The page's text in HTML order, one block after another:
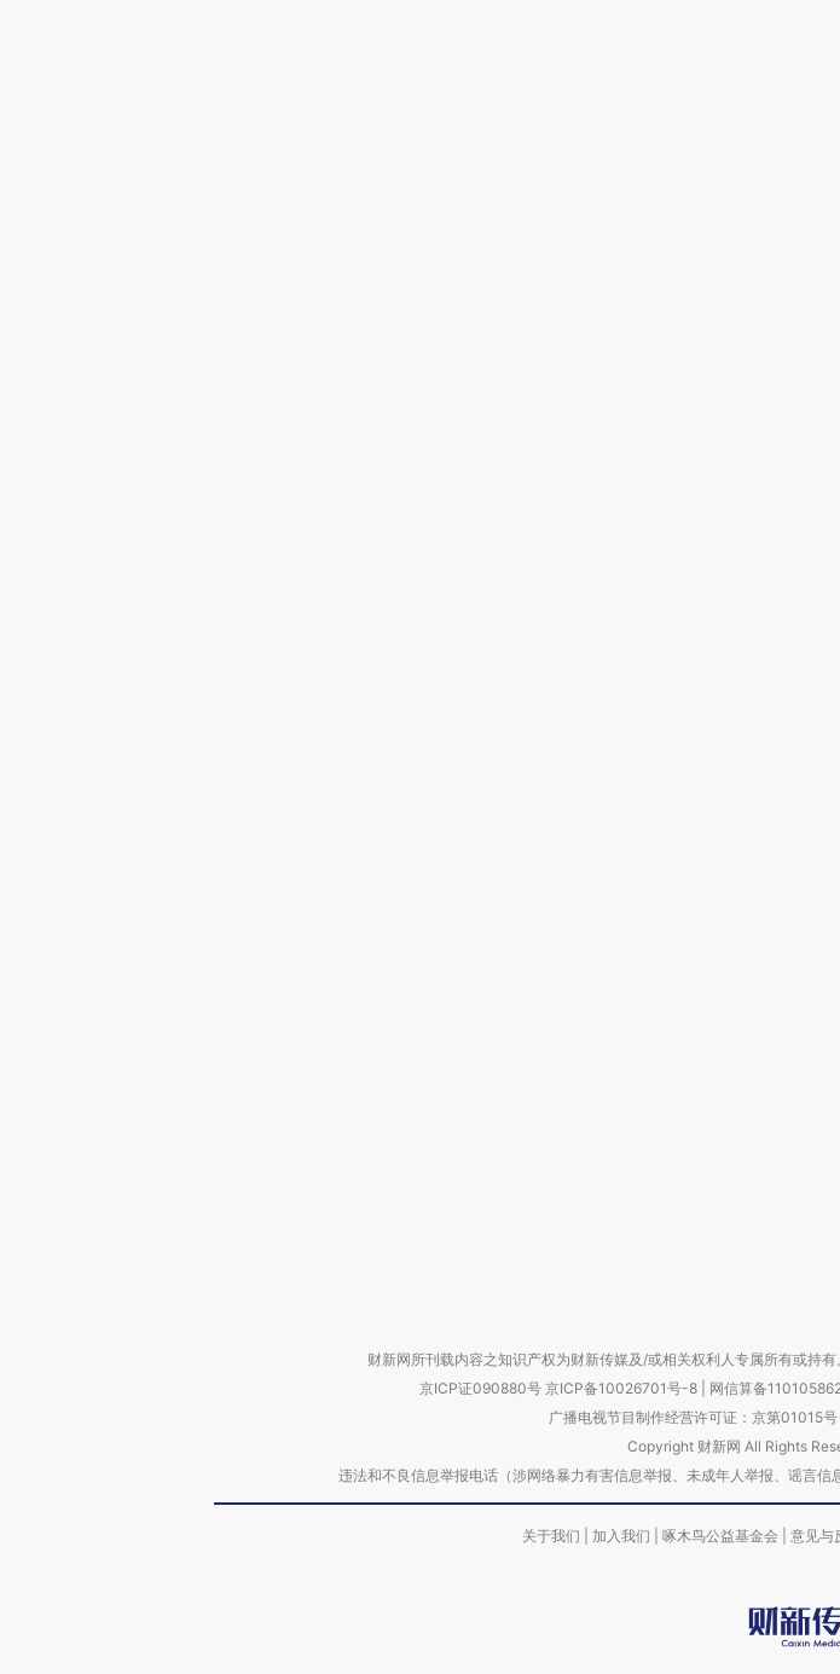
财新网所刊载内容之知识产权为财新传媒及/或相关权利人专属所有或持
京ICP证090880号 京ICP备10026701号-8 网信算备
广播电视节目制作经营许可证：京第01015号|
Copyright 财新网 All Rights
违法和不良信息举报电话（涉网络暴力有害信息举报、未成年人举报、谣
关于我们 加入我们 啄木鸟公益基金会 意见与